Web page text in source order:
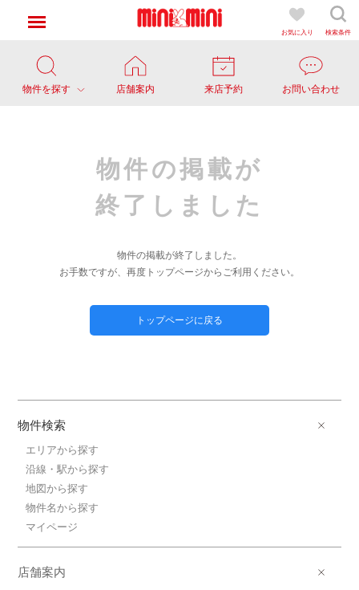
お気に入り 検索条件
物件を探す 店舗案内 来店予約 お問い合わせ
物件の掲載が
終了しました
物件の掲載が終了しました。
お手数ですが、再度トップページからご利用ください。
トップページに戻る
物件検索
エリアから探す
沿線・駅から探す
地図から探す
物件名から探す
マイページ
店舗案内